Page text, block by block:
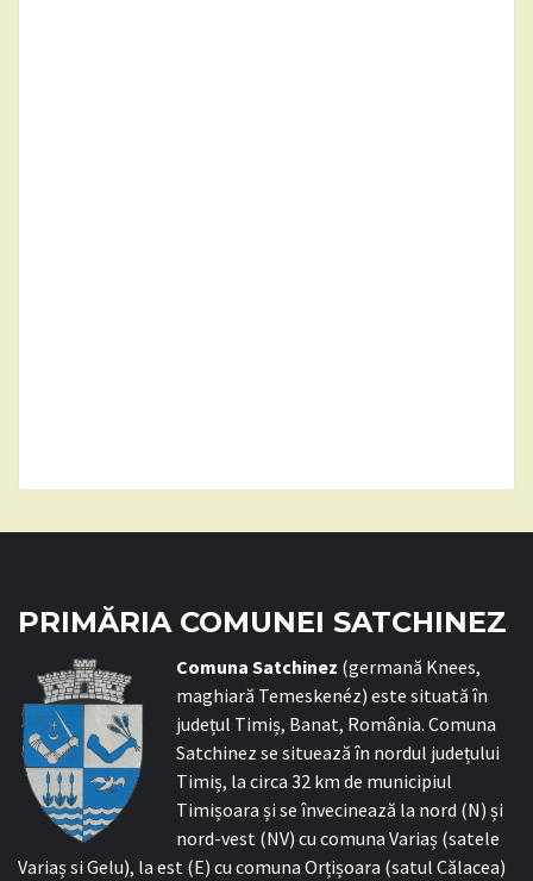
PRIMĂRIA COMUNEI SATCHINEZ
Comuna Satchinez (germană Knees,
maghiară Temeskenéz) este situată în
județul Timiș, Banat, România. Comuna
Satchinez se situează în nordul județului
Timiș, la circa 32 km de municipiul
Timișoara și se învecinează la nord (N) și
nord-vest (NV) cu comuna Variaș (satele
Variaș si Gelu), la est (E) cu comuna Orțișoara (satul Călacea)